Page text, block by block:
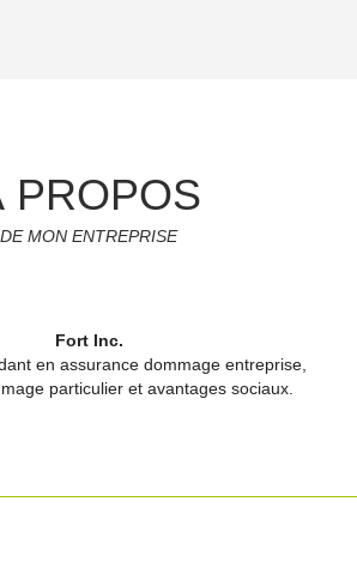
PROPOS
DE MON ENTREPRISE
Fort Inc.
en assurance dommage entreprise,
particulier et avantages sociaux.